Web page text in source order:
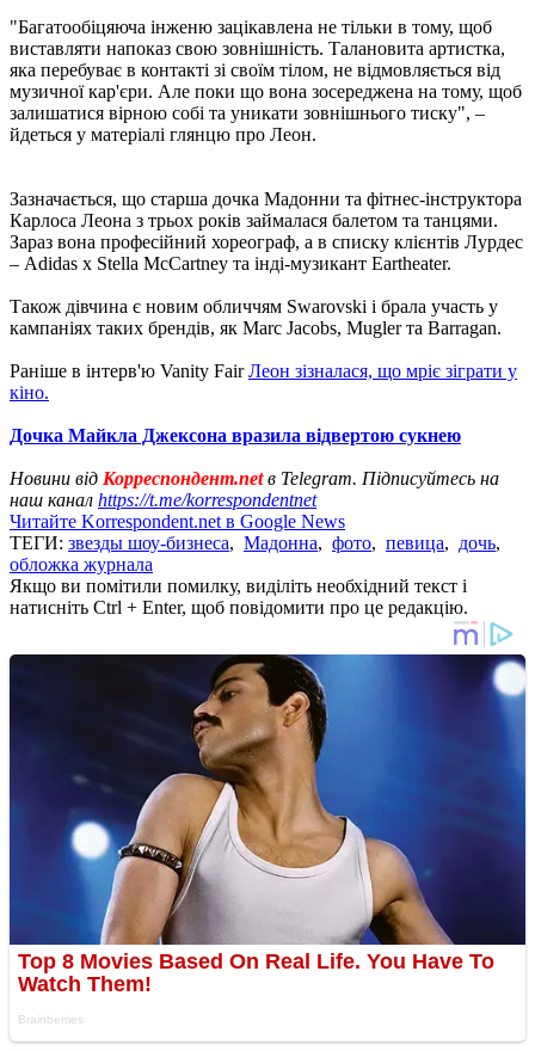
"Багатообіцяюча інженю зацікавлена ​​не тільки в тому, щоб
виставляти напоказ свою зовнішність. Талановита артистка,
яка перебуває в контакті зі своїм тілом, не відмовляється від
музичної кар'єри. Але поки що вона зосереджена на тому, щоб
залишатися вірною собі та уникати зовнішнього тиску", –
йдеться у матеріалі глянцю про Леон.
Зазначається, що старша дочка Мадонни та фітнес-інструктора
Карлоса Леона з трьох років займалася балетом та танцями.
Зараз вона професійний хореограф, а в списку клієнтів Лурдес
– Adidas x Stella McCartney та інді-музикант Eartheater.
Також дівчина є новим обличчям Swarovski і брала участь у
кампаніях таких брендів, як Marc Jacobs, Mugler та Barragаn.
Раніше в інтерв'ю Vanity FairЛеон зізналася, що мріє зіграти у
кіно.
Дочка Майкла Джексона вразила відвертою сукнею
Новини від Корреспондент.netв Telegram. Підписуйтесь на
наш канал https://t.me/korrespondentnet
Читайте Korrespondent.net в Google News
ТЕГИ: звезды шоу-бизнеса, Мадонна, фото, певица, дочь,
обложка журнала
Якщо ви помітили помилку, виділіть необхідний текст і
натисніть Ctrl + Enter, щоб повідомити про це редакцію.